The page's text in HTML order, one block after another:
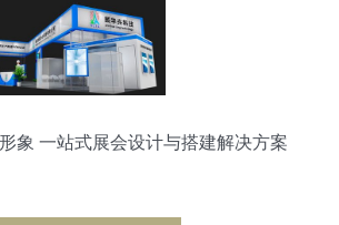
象 一站式展会设计与搭建解决方案